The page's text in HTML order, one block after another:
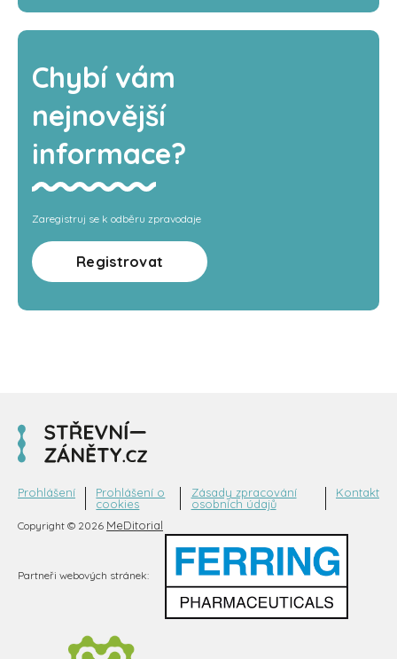
Chybí vám
nejnovější
informace?
Zaregistruj se k odběru zpravodaje
Registrovat
Copyright © 2026 MeDitorial
Prohlášení
Prohlášení o
cookies
Zásady zpracování
osobních údajů
Kontakt
Partneři webových stránek: